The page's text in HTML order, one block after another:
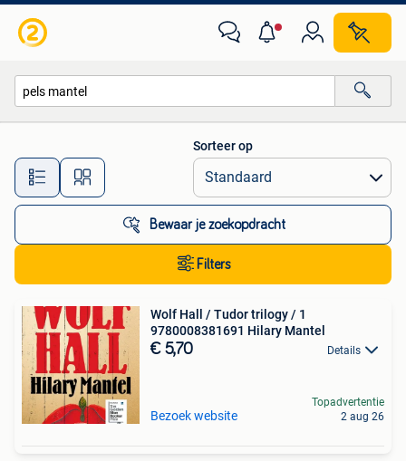
Alle afstanden…
Sorteer op
Bewaar je zoekopdracht
Filters
Wolf Hall / Tudor trilogy / 1
9780008381691 Hilary Mantel
€ 5,70 Details
Bezoek website
Topadvertentie
2 aug 26